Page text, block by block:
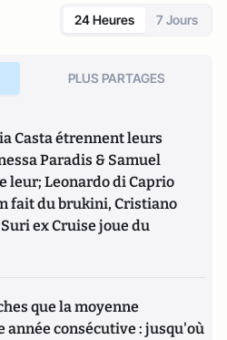
24 Heures 7 Jours
PLUS PARTAGES
Casta étrennent leurs
Paradis & Samuel
leur; Leonardo di Caprio
fait du brukini, Cristiano
ex Cruise joue du
que la moyenne
année consécutive : jusqu'où